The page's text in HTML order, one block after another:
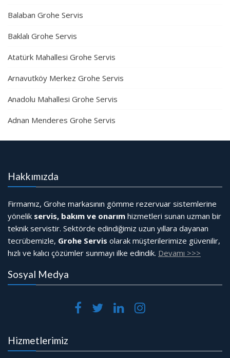
Balaban Grohe Servis
Baklalı Grohe Servis
Atatürk Mahallesi Grohe Servis
Arnavutköy Merkez Grohe Servis
Anadolu Mahallesi Grohe Servis
Adnan Menderes Grohe Servis
Hakkımızda
Firmamız, Grohe markasının gömme rezervuar sistemlerine
yönelik servis, bakım ve onarım hizmetleri sunan uzman bir
teknik servistir. Sektörde edindiğimiz uzun yıllara dayanan
tecrübemizle, Grohe Servis olarak müşterilerimize güvenilir,
hızlı ve kalıcı çözümler sunmayı ilke edindik. Devamı >>>
Sosyal Medya
Hizmetlerimiz